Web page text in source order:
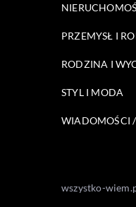
PRZEMYSŁ I
RODZINA I
STYL I MODA
WIADOMOŚCI
wszystko-